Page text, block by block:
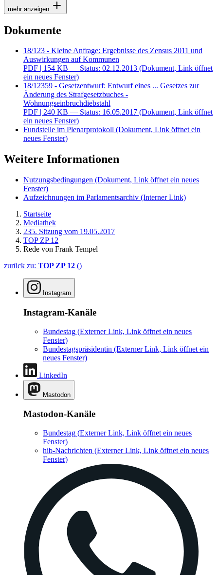
mehr anzeigen
Dokumente
18/123 - Kleine Anfrage: Ergebnisse des Zensus 2011 und
Auswirkungen auf Kommunen
PDF | 154 KB — Status: 02.12.2013 (Dokument, Link öffnet
ein neues Fenster)
18/12359 - Gesetzentwurf: Entwurf eines ... Gesetzes zur
Änderung des Strafgesetzbuches -
Wohnungseinbruchdiebstahl
PDF | 240 KB — Status: 16.05.2017 (Dokument, Link öffnet
ein neues Fenster)
Fundstelle im Plenarprotokoll (Dokument, Link öffnet ein
neues Fenster)
Weitere Informationen
Nutzungsbedingungen (Dokument, Link öffnet ein neues
Fenster)
Aufzeichnungen im Parlamentsarchiv (Interner Link)
Startseite
Mediathek
235. Sitzung vom 19.05.2017
TOP ZP 12
Rede von Frank Tempel
zurück zu: TOP ZP 12 ()
Instagram
Instagram-Kanäle
Bundestag (Externer Link, Link öffnet ein neues
Fenster)
Bundestagspräsidentin (Externer Link, Link öffnet ein
neues Fenster)
LinkedIn
Mastodon
Mastodon-Kanäle
Bundestag (Externer Link, Link öffnet ein neues
Fenster)
hib-Nachrichten (Externer Link, Link öffnet ein neues
Fenster)